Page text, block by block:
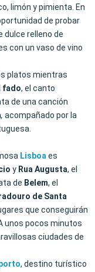
limón y pimienta. En
de probar
dulce relleno de
con un vaso de vino
platos mientras
fado, el canto
de una canción
, acompañado por la
Lisboaes
y RuaAugusta, el
de Belem, el
de Santa
que conseguirán
unos pocos minutos
ciudades de
, destino turístico